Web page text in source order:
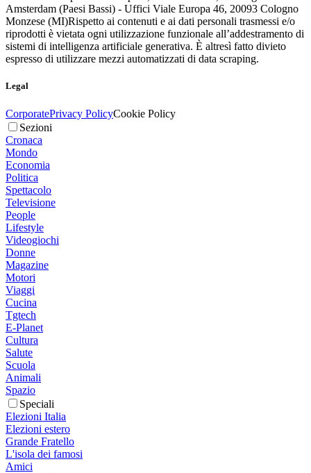
Amsterdam (Paesi Bassi) - Uffici Viale Europa 46, 20093 Cologno
Monzese (MI)Rispetto ai contenuti e ai dati personali trasmessi e/o
riprodotti è vietata ogni utilizzazione funzionale all’addestramento di
sistemi di intelligenza artificiale generativa. È altresì fatto divieto
espresso di utilizzare mezzi automatizzati di data scraping.
Legal
CorporatePrivacy PolicyCookie Policy
Sezioni
Cronaca
Mondo
Economia
Politica
Spettacolo
Televisione
People
Lifestyle
Videogiochi
Donne
Magazine
Motori
Viaggi
Cucina
Tgtech
E-Planet
Cultura
Salute
Scuola
Animali
Spazio
Speciali
Elezioni Italia
Elezioni estero
Grande Fratello
L'isola dei famosi
Amici